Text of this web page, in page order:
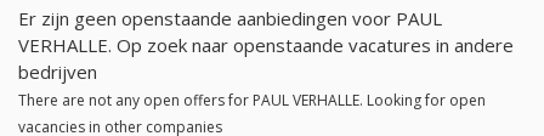
Er zijn geen openstaande aanbiedingen voor PAUL
VERHALLE. Op zoek naar openstaande vacatures in andere
bedrijven
There are not any open offers for PAUL VERHALLE. Looking for open
vacancies in other companies